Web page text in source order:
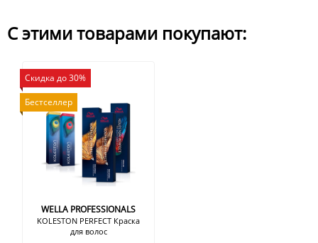
С этими товарами покупают:
Скидка до 30%
Бестселлер
WELLA PROFESSIONALS
KOLESTON PERFECT Краска
для волос